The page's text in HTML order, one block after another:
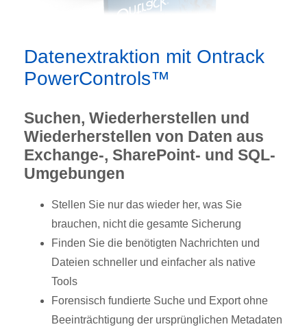
Datenextraktion mit Ontrack
PowerControls™
Suchen, Wiederherstellen und
Wiederherstellen von Daten aus
Exchange-, SharePoint- und SQL-
Umgebungen
Stellen Sie nur das wieder her, was Sie
brauchen, nicht die gesamte Sicherung
Finden Sie die benötigten Nachrichten und
Dateien schneller und einfacher als native
Tools
Forensisch fundierte Suche und Export ohne
Beeinträchtigung der ursprünglichen Metadaten